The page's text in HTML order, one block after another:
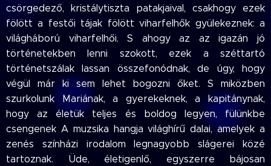
csörgedező, kristálytiszta patakjaival, csakhogy ezek
fölött a festői tájak fölött viharfelhők gyülekeznek: a
világháború viharfelhői. S ahogy az az igazán jó
történetekben lenni szokott, ezek a széttartó
történetszálak lassan összefonódnak, de úgy, hogy
végül már ki sem lehet bogozni őket. S miközben
szurkolunk Mariának, a gyerekeknek, a kapitánynak,
hogy az életük teljes és boldog legyen, fülünkbe
csengenek A muzsika hangja világhírű dalai, amelyek a
zenés színházi irodalom legnagyobb slágerei közé
tartoznak. Üde, életigenlő, egyszerre bájosan